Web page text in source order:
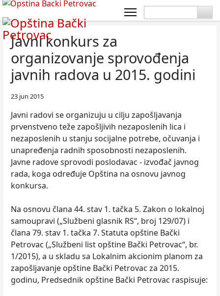
Javni konkurs za
organizovanje sprovođenja
javnih radova u 2015. godini
23 jun 2015
Javni radovi se organizuju u cilju zapošljavanja
prvenstveno teže zapošljivih nezaposlenih lica i
nezaposlenih u stanju socijalne potrebe, očuvanja i
unapređenja radnih sposobnosti nezaposlenih.
Javne radove sprovodi poslodavac - izvođač javnog
rada, koga određuje Opština na osnovu javnog
konkursa.
Na osnovu člana 44. stav 1. tačka 5. Zakon o lokalnoj
samoupravi („Službeni glasnik RS“, broj 129/07) i
člana 79. stav 1. tačka 7. Statuta opštine Bački
Petrovac („Službeni list opštine Bački Petrovac“, br.
1/2015), a u skladu sa Lokalnim akcionim planom za
zapošljavanje opštine Bački Petrovac za 2015.
godinu, Predsednik opštine Bački Petrovac raspisuje: